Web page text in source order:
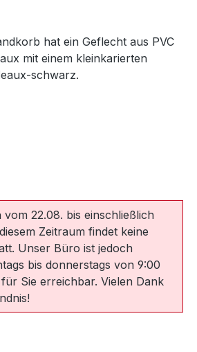
vom 22.08. bis einschließlich
Zeitraum findet keine
Unser Büro ist jedoch
bis donnerstags von 9:00
Sie erreichbar. Vielen Dank